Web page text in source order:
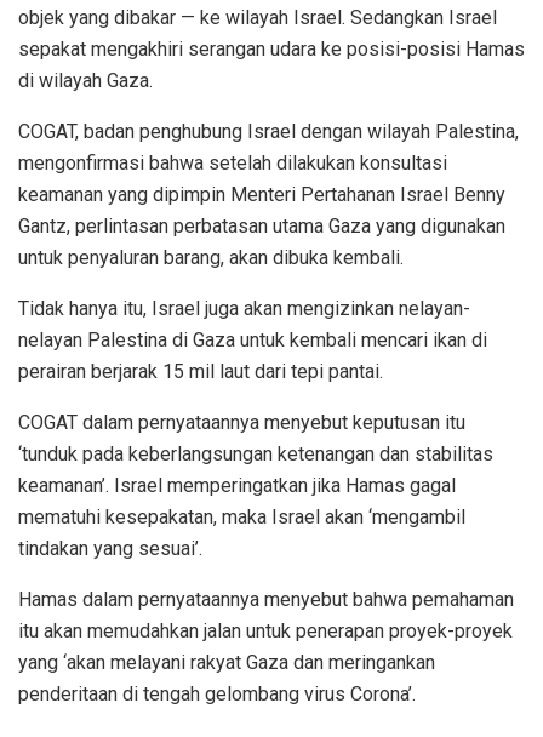
objek yang dibakar — ke wilayah Israel. Sedangkan Israel
sepakat mengakhiri serangan udara ke posisi-posisi Hamas
di wilayah Gaza.
COGAT, badan penghubung Israel dengan wilayah Palestina,
mengonfirmasi bahwa setelah dilakukan konsultasi
keamanan yang dipimpin Menteri Pertahanan Israel Benny
Gantz, perlintasan perbatasan utama Gaza yang digunakan
untuk penyaluran barang, akan dibuka kembali.
Tidak hanya itu, Israel juga akan mengizinkan nelayan-
nelayan Palestina di Gaza untuk kembali mencari ikan di
perairan berjarak 15 mil laut dari tepi pantai.
COGAT dalam pernyataannya menyebut keputusan itu
‘tunduk pada keberlangsungan ketenangan dan stabilitas
keamanan’. Israel memperingatkan jika Hamas gagal
mematuhi kesepakatan, maka Israel akan ‘mengambil
tindakan yang sesuai’.
Hamas dalam pernyataannya menyebut bahwa pemahaman
itu akan memudahkan jalan untuk penerapan proyek-proyek
yang ‘akan melayani rakyat Gaza dan meringankan
penderitaan di tengah gelombang virus Corona’.